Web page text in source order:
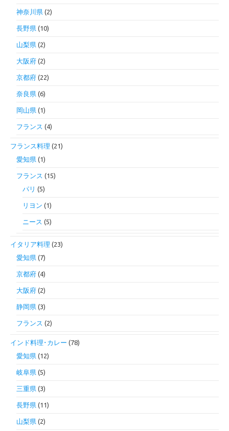
神奈川県 (2)
長野県 (10)
山梨県 (2)
大阪府 (2)
京都府 (22)
奈良県 (6)
岡山県 (1)
フランス (4)
フランス料理 (21)
愛知県 (1)
フランス (15)
パリ (5)
リヨン (1)
ニース (5)
イタリア料理 (23)
愛知県 (7)
京都府 (4)
大阪府 (2)
静岡県 (3)
フランス (2)
インド料理･カレー (78)
愛知県 (12)
岐阜県 (5)
三重県 (3)
長野県 (11)
山梨県 (2)